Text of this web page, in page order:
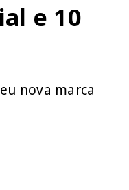
e 10
nova marca